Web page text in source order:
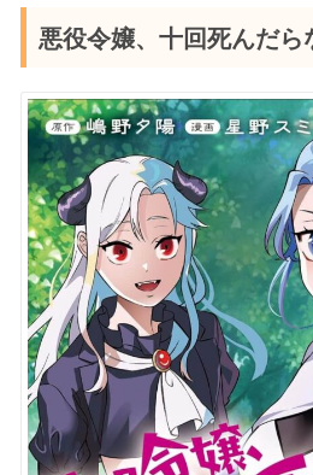
悪役令嬢、十回死んだら